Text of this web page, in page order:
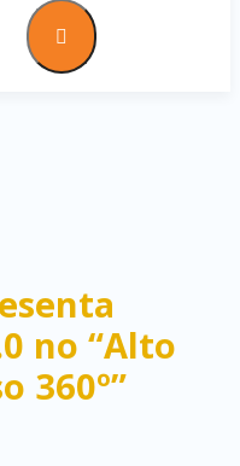
no “Alto
360º”